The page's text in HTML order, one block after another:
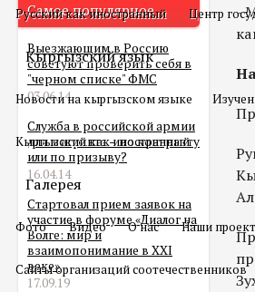
Русский как иностранный Центр
Кыргызский язык
Новости на кыргызском языке
Кыргызский как иностранный
Галерея
Фото Видео О нас Наши
Сайты организаций соотечественников
Самое популярное
Выезжающим в Россию
советуют проверить себя в
"черном списке" ФМС
03.06.14
Служба в российской армии
для мигранта – по контракту
или по призыву?
16.04.14
Стартовал прием заявок на
участие в форуме «Диалог на
Волге: мир и
взаимопонимание в XXI
веке»
17.09.19
-